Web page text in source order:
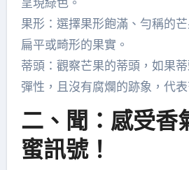
呈現綠色。
果形：選擇果形飽滿、勻稱的
扁平或畸形的果實。
蒂頭：觀察芒果的蒂頭，如果
彈性，且沒有腐爛的跡象，代
二、聞：感受香
蜜訊號！